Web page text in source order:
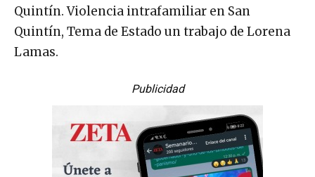
Quintín. Violencia intrafamiliar en San
Quintín, Tema de Estado un trabajo de Lorena
Lamas.
Publicidad